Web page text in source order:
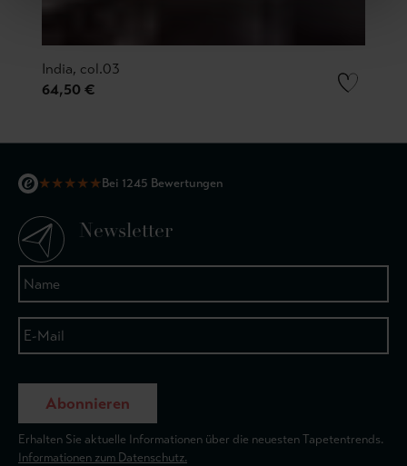
India, col.03
64,50 €
★★★★★Bei 1245 Bewertungen
Newsletter
Abonnieren
Erhalten Sie aktuelle Informationen über die neuesten Tapetentrends.
Informationen zum Datenschutz.